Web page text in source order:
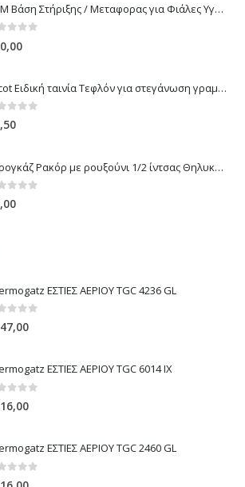
OEM Βάση Στήριξης / Μεταφορας για Φιάλες Υγραερίου 10 kg & 13 kg με ροδάκια
Facot Ειδική ταινία Τεφλόν για στεγάνωση γραμμών αερίου 12m
of 5
Υδρογκάζ Ρακόρ με ρουξούνι 1/2 ίντσας Θηλυκό Δεξιόστροφο για σύνδεση συσκευών με λάστιχο υγραερίου 8mm
of 5
ΕΣΤΙΕΣ ΑΕΡΙΟΥ TGC 4236 GL
of 5
ΕΣΤΙΕΣ ΑΕΡΙΟΥ TGC 6014 IX
of 5
ΕΣΤΙΕΣ ΑΕΡΙΟΥ TGC 2460 GL
of 5